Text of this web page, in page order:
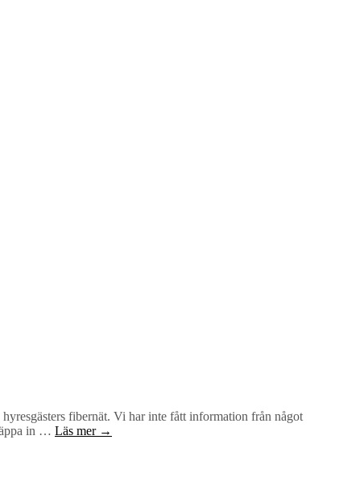
fibernät. Vi har inte fått information från något
in … Läs mer →